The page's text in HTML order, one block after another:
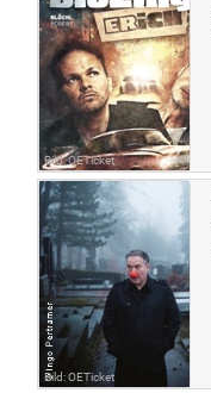
Bild: OETicket
Bild: OETicket